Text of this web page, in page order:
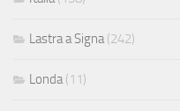
Lastra a Signa(242)
Londa(11)